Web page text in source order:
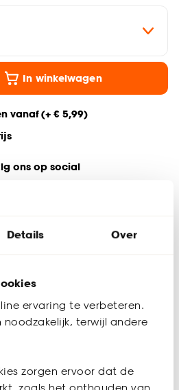
Details Over
ervaring te verbeteren.
noodzakelijk, terwijl andere
zorgen ervoor dat de
In winkelwagen
vanaf (+ € 5,99)
ons op social
in maat M is ideaal voor
hij perfect in elke ruimte.
kunststof en 40% virgin
duurzaamheid. Deze klapkrat is
ook leuk voor de kinderkamer.
4312826